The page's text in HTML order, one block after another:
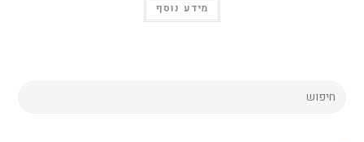
מידע נוסף